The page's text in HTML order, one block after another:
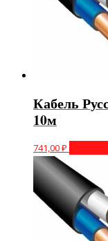
Кабель
10м
741,00₽